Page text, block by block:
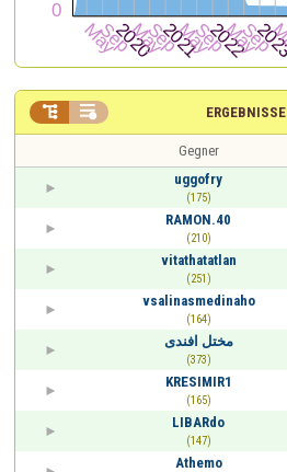
ERGEBNISSE
 
Gegner
uggofry
(175)
RAMON.40
(210)
vitathatatlan
(251)
vsalinasmedinaho
(164)
مختل افندى
(373)
KRESIMIR1
(165)
LIBARdo
(147)
Athemo